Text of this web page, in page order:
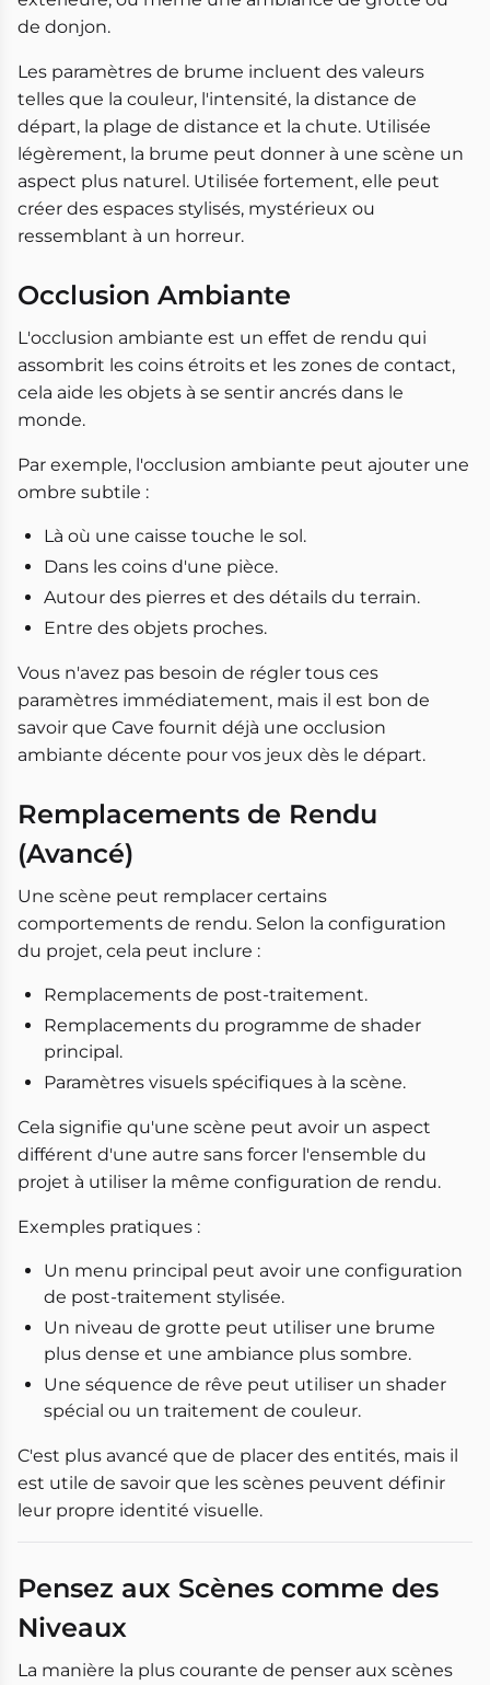
de donjon.
Les paramètres de brume incluent des valeurs
telles que la couleur, l'intensité, la distance de
départ, la plage de distance et la chute. Utilisée
légèrement, la brume peut donner à une scène un
aspect plus naturel. Utilisée fortement, elle peut
créer des espaces stylisés, mystérieux ou
ressemblant à un horreur.
Occlusion Ambiante
L'occlusion ambiante est un effet de rendu qui
assombrit les coins étroits et les zones de contact,
cela aide les objets à se sentir ancrés dans le
monde.
Par exemple, l'occlusion ambiante peut ajouter une
ombre subtile :
Là où une caisse touche le sol.
Dans les coins d'une pièce.
Autour des pierres et des détails du terrain.
Entre des objets proches.
Vous n'avez pas besoin de régler tous ces
paramètres immédiatement, mais il est bon de
savoir que Cave fournit déjà une occlusion
ambiante décente pour vos jeux dès le départ.
Remplacements de Rendu
(Avancé)
Une scène peut remplacer certains
comportements de rendu. Selon la configuration
du projet, cela peut inclure :
Remplacements de post-traitement.
Remplacements du programme de shader
principal.
Paramètres visuels spécifiques à la scène.
Cela signifie qu'une scène peut avoir un aspect
différent d'une autre sans forcer l'ensemble du
projet à utiliser la même configuration de rendu.
Exemples pratiques :
Un menu principal peut avoir une configuration
de post-traitement stylisée.
Un niveau de grotte peut utiliser une brume
plus dense et une ambiance plus sombre.
Une séquence de rêve peut utiliser un shader
spécial ou un traitement de couleur.
C'est plus avancé que de placer des entités, mais il
est utile de savoir que les scènes peuvent définir
leur propre identité visuelle.
Pensez aux Scènes comme des
Niveaux
La manière la plus courante de penser aux scènes